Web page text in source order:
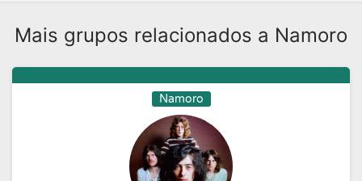
Mais grupos relacionados a Namoro
Namoro